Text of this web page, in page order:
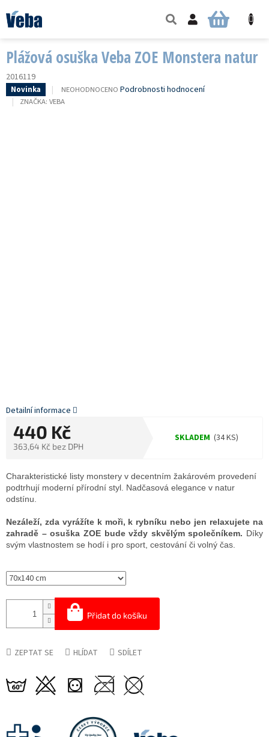
na
obsah
NÁKUPNÍ
Plážová osuška Veba ZOE Monstera natur
2016119
Novinka
PRŮMĚRNÉ
HODNOCENÍ
NEOHODNOCENO Podrobnosti hodnocení
ZNAČKA: VEBA
440 Kč
363,64 Kč bez DPH
SKLADEM (34 KS)
Přidat do košíku
Charakteristické listy monstery v decentním žakárovém provedení
podtrhují moderní přírodní styl. Nadčasová elegance v natur
odstínu.
Nezáleží, zda vyrážíte k moři, k rybníku nebo jen relaxujete na
zahradě – osuška ZOE bude vždy skvělým společníkem. Díky
svým vlastnostem se hodí i pro sport, cestování či volný čas.
Detailní informace
ZEPTAT SE HLÍDAT SDÍLET